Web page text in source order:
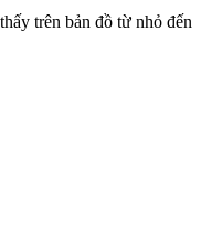
trên bản đồ từ nhỏ đến